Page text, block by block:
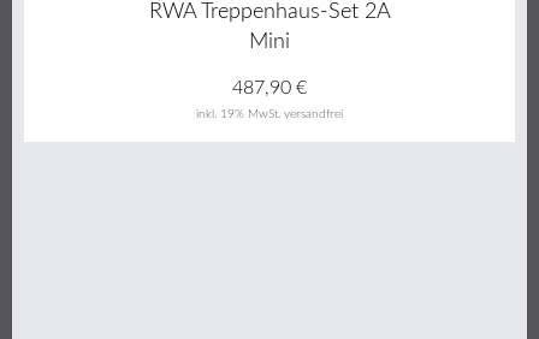
RWA Treppenhaus-Set 2A
Mini
inkl. 19% MwSt. versandfrei
487,90 €